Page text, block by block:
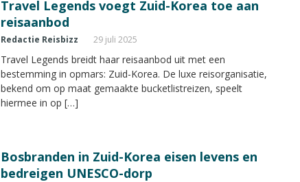
Travel Legends voegt Zuid-Korea toe aan
reisaanbod
Redactie Reisbizz 29 juli 2025
Travel Legends breidt haar reisaanbod uit met een
bestemming in opmars: Zuid-Korea. De luxe reisorganisatie,
bekend om op maat gemaakte bucketlistreizen, speelt
hiermee in op […]
Bosbranden in Zuid-Korea eisen levens en
bedreigen UNESCO-dorp